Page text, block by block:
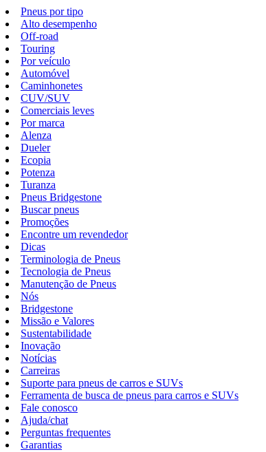
Pneus por tipo
Alto desempenho
Off-road
Touring
Por veículo
Automóvel
Caminhonetes
CUV/SUV
Comerciais leves
Por marca
Alenza
Dueler
Ecopia
Potenza
Turanza
Pneus Bridgestone
Buscar pneus
Promoções
Encontre um revendedor
Dicas
Terminologia de Pneus
Tecnologia de Pneus
Manutenção de Pneus
Nós
Bridgestone
Missão e Valores
Sustentabilidade
Inovação
Notícias
Carreiras
Suporte para pneus de carros e SUVs
Ferramenta de busca de pneus para carros e SUVs
Fale conosco
Ajuda/chat
Perguntas frequentes
Garantias